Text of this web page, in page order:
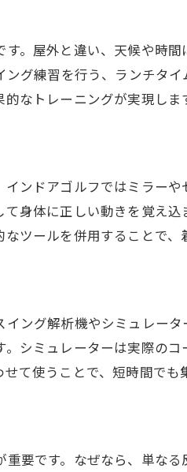
注目のインドアゴルフ活用法
ルフ施設の選び方と活用の
活かすインドアゴルフ練習
ルフで得られる健康メリット
ルフで継続練習をサポートす
インドアゴルフ便利グッズの
ルフで集中力維持に役立つ
ルフでブレない練習環境作り
できるインドアゴルフ空間
ルフの効果を高める便利ア
に欠かせないインドアゴル
効くインドアゴルフアイテ
。屋外と違い、天候や時
グ練習を行う、ランチタ
なトレーニングが実現しま
ンドアゴルフではミラー
身体に正しい動きを覚え
ツールを併用することで、
ング解析機やシミュレー
シミュレーターは実際の
て使うことで、短時間でも
要です。なぜなら、単な